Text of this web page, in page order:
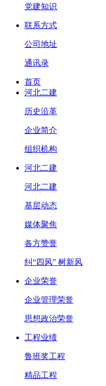
党建知识
联系方式
公司地址
通讯录
首页
河北二建
历史沿革
企业简介
组织机构
河北二建
河北二建
基层动态
媒体聚焦
各方赞誉
纠“四风” 树新风
企业荣誉
企业管理荣誉
思想政治荣誉
工程业绩
鲁班奖工程
精品工程